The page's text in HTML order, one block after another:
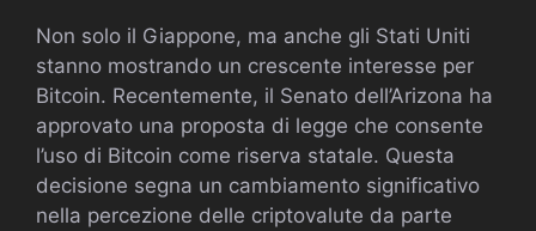
Non solo il Giappone, ma anche gli Stati Uniti
stanno mostrando un crescente interesse per
Bitcoin. Recentemente, il Senato dell’Arizona ha
approvato una proposta di legge che consente
l’uso di Bitcoin come riserva statale. Questa
decisione segna un cambiamento significativo
nella percezione delle criptovalute da parte